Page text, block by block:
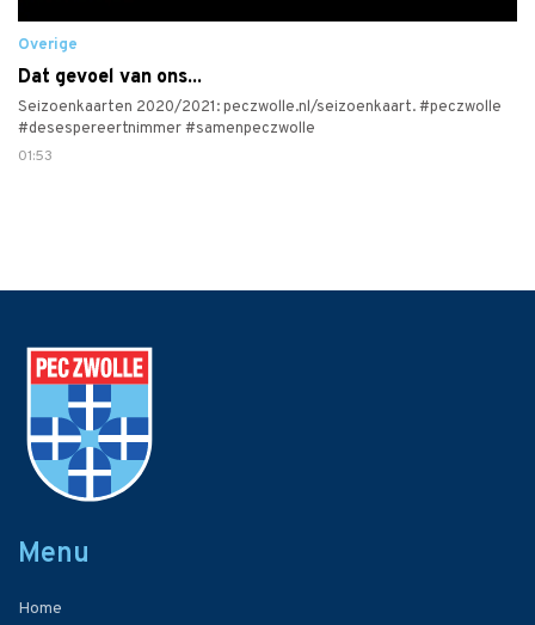
Overige
Dat gevoel van ons...
Seizoenkaarten 2020/2021: peczwolle.nl/seizoenkaart. #peczwolle
#desespereertnimmer #samenpeczwolle
01:53
Menu
Home